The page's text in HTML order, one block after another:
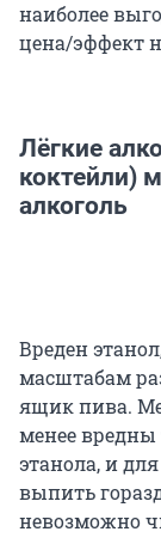
наиболее
цена/эффект
Лёгкие
коктейли)
алкоголь
Вреден
масштабам
ящик пива.
менее вредны
этанола, и
выпить
невозможно